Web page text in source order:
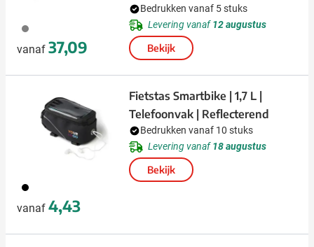
003
vanaf 37,09
Bedrukken vanaf 5 stuks
Levering vanaf12 augustus
Bekijk
001
vanaf 4,43
Fietstas Smartbike | 1,7 L |
Telefoonvak | Reflecterend
Bedrukken vanaf 10 stuks
Levering vanaf18 augustus
Bekijk